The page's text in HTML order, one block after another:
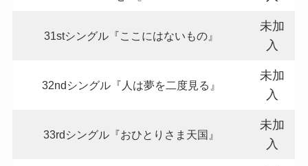
31stシングル『ここにはないもの』
未加
入
32ndシングル『人は夢を二度見る』
未加
入
33rdシングル『おひとりさま天国』
未加
入